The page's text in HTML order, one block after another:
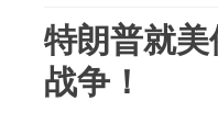
特朗普就
战争！